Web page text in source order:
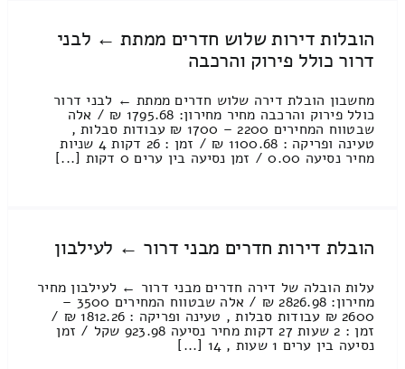
הובלות דירות שלוש חדרים ממתת ← לבני
דרור כולל פירוק והרכבה
מחשבון הובלת דירה שלוש חדרים ממתת ← לבני דרור
כולל פירוק והרכבה מחיר מחירון: 1795.68 ₪ / אלה
שבטווח המחירים 2200 – 1700 ₪ עבודות סבלות ,
טעינה ופריקה : 1100.68 ₪ / זמן : 26 דקות 4 שניות
מחיר נסיעה 0.00 / זמן נסיעה בין ערים 0 דקות [...]
הובלת דירות חדרים מבני דרור ← לעילבון
עלות הובלה של דירה חדרים מבני דרור ← לעילבון מחיר
מחירון: 2826.98 ₪ / אלה שבטווח המחירים 3500 –
2600 ₪ עבודות סבלות , טעינה ופריקה : 1812.26 ₪ /
זמן : 2 שעות 27 דקות מחיר נסיעה 923.98 שקל / זמן
נסיעה בין ערים 1 שעות , 14 [...]